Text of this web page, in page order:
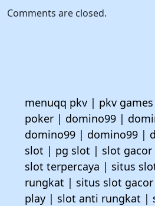
Comments are closed.
menuqq pkv | pkv games
poker | domino99 |
domino99 | domino99 |
slot | pg slot | slot
slot terpercaya | situs
rungkat | situs slot gacor
play | slot anti rungkat |